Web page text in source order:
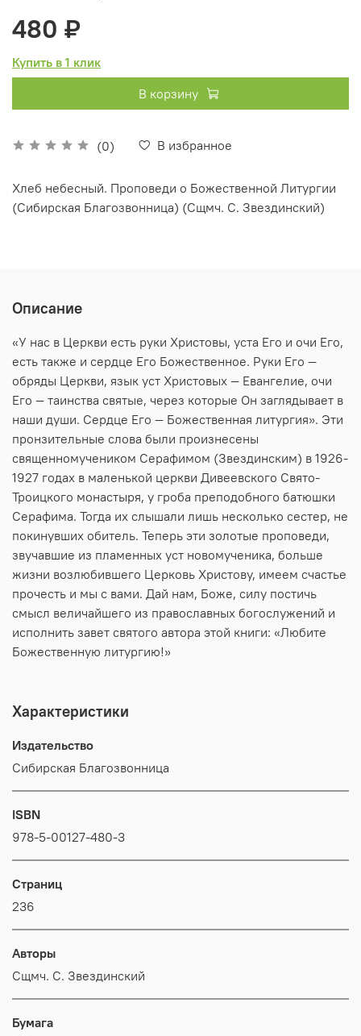
(0) В избранное
480 ₽
Купить в 1 клик
В корзину
Хлеб небесный. Проповеди о Божественной Литургии
(Сибирская Благозвонница) (Сщмч. С. Звездинский)
Описание
«У нас в Церкви есть руки Христовы, уста Его и очи Его,
есть также и сердце Его Божественное. Руки Его —
обряды Церкви, язык уст Христовых — Евангелие, очи
Его — таинства святые, через которые Он заглядывает в
наши души. Сердце Его — Божественная литургия». Эти
пронзительные слова были произнесены
священномучеником Серафимом (Звездинским) в 1926-
1927 годах в маленькой церкви Дивеевского Свято-
Троицкого монастыря, у гроба преподобного батюшки
Серафима. Тогда их слышали лишь несколько сестер, не
покинувших обитель. Теперь эти золотые проповеди,
звучавшие из пламенных уст новомученика, больше
жизни возлюбившего Церковь Христову, имеем счастье
прочесть и мы с вами. Дай нам, Боже, силу постичь
смысл величайшего из православных богослужений и
исполнить завет святого автора этой книги: «Любите
Божественную литургию!»
Характеристики
Издательство
Сибирская Благозвонница
ISBN
978-5-00127-480-3
Страниц
236
Авторы
Сщмч. С. Звездинский
Бумага